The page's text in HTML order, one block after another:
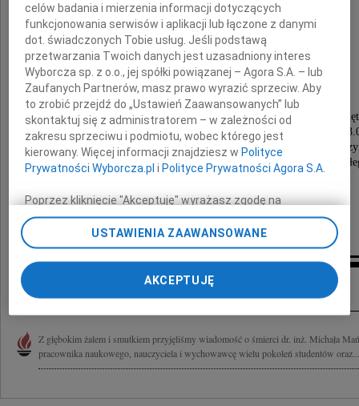
dr inż.
Michał Mańczak
Ceremonia pogrzebowa rozpocznie się mszą
dnia 12 sierpnia 2020 roku (środa) o godzinie
w kaplicy cmentarza komunalnego przy ulicy
po której nastąpi uroczyste odprowadzenie
na miejsce wiecznego spoczynku.
Kondolencje
Z głębokim żalem i smutkiem przyjęliśmy wiadomość o śmierci dr. inż. Michała
pracownika naukowego, nauczyciela i wychowawcę wielu pokoleń studentów oraz...
celów badania i mierzenia informacji dotyczących
funkcjonowania serwisów i aplikacji lub łączone z danymi
dot. świadczonych Tobie usług. Jeśli podstawą
przetwarzania Twoich danych jest uzasadniony interes
Wyborcza sp. z o.o., jej spółki powiązanej – Agora S.A. – lub
Zaufanych Partnerów, masz prawo wyrazić sprzeciw. Aby
to zrobić przejdź do „Ustawień Zaawansowanych” lub
skontaktuj się z administratorem – w zależności od
zakresu sprzeciwu i podmiotu, wobec którego jest
kierowany. Więcej informacji znajdziesz wPolityce
Prywatności Wyborcza.pl iPolityce Prywatności Agora S.A.
Poprzez kliknięcie "Akceptuję" wyrażasz zgodę na
zainstalowanie i przechowywanie plików typu cookie
Wyborczej sp. z o. o. jej Zaufanych Partnerów i Agora S.A.
na Twoim urządzeniu końcowym. Możesz też w każdej
chwili zmienić swoje preferencje dot. plików cookie,
ponownie wywołując narzędzie do zarządzania Twoimi
preferencjami dot. przetwarzania danych poprzez
odnośnik „Ustawienia prywatności” w stopce serwisu i
Zmiana ustawień plików cookie możliwa jest także za
pomocą ustawień przeglądarki.
USTAWIENIA ZAAWANSOWANE
AKCEPTUJĘ